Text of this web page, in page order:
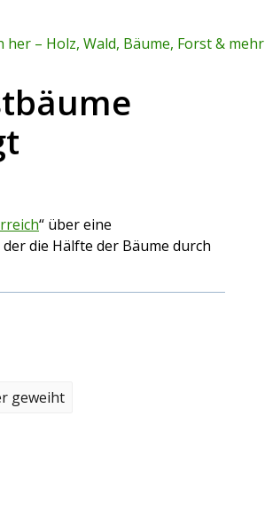
her – Holz, Wald, Bäume, Forst & mehr
“ über eine
die Hälfte der Bäume durch
geweiht